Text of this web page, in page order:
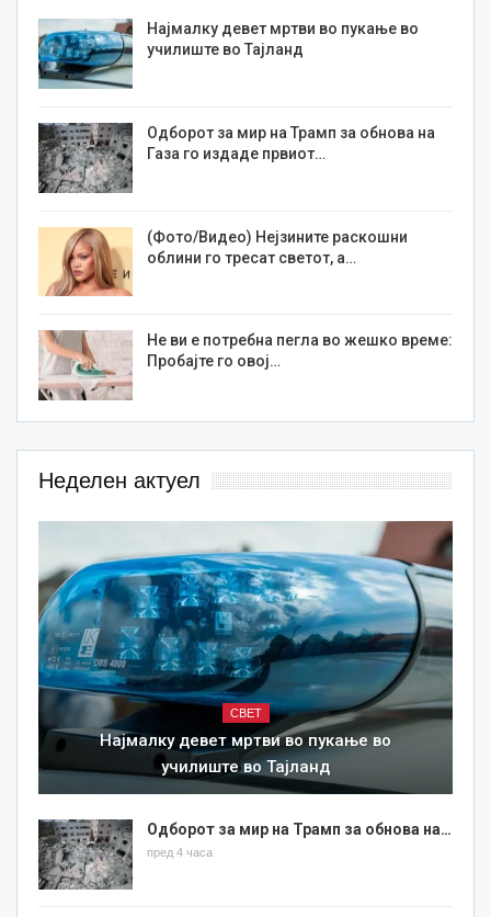
Најмалку девет мртви во пукање во
училиште во Тајланд
Одборот за мир на Трамп за обнова на
Газа го издаде првиот…
(Фото/Видео) Нејзините раскошни
облини го тресат светот, а…
Не ви е потребна пегла во жешко време:
Пробајте го овој…
Неделен актуел
СВЕТ
Најмалку девет мртви во пукање во
училиште во Тајланд
Одборот за мир на Трамп за обнова на…
пред 4 часа